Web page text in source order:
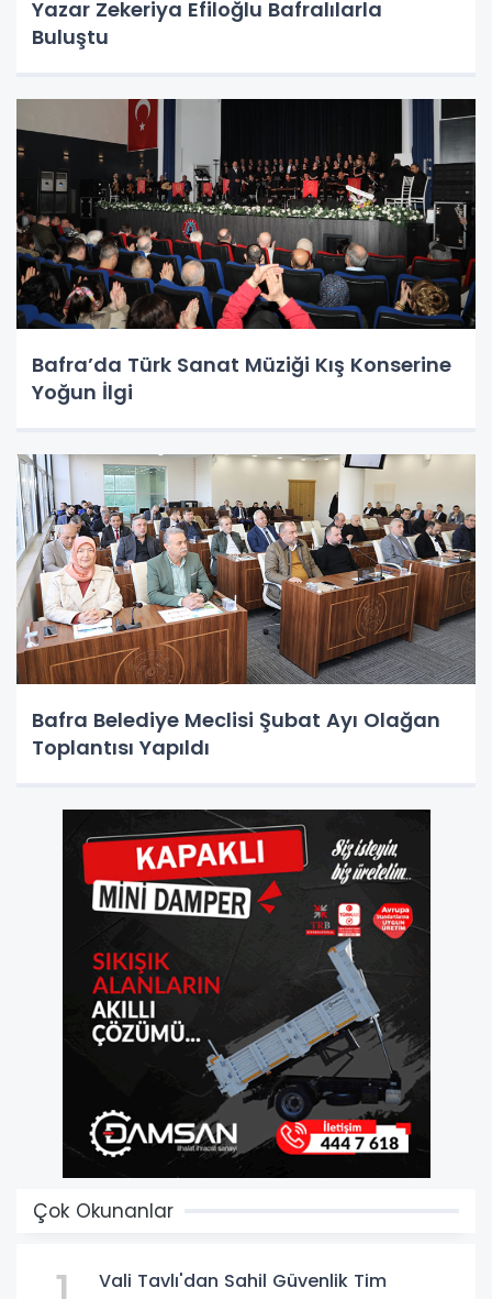
Yazar Zekeriya Efiloğlu Bafralılarla
Buluştu
Bafra’da Türk Sanat Müziği Kış Konserine
Yoğun İlgi
Bafra Belediye Meclisi Şubat Ayı Olağan
Toplantısı Yapıldı
Çok Okunanlar
Vali Tavlı'dan Sahil Güvenlik Tim